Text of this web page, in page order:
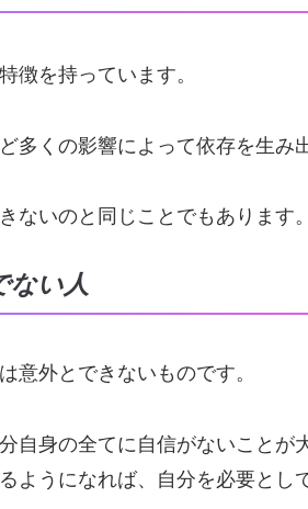
徴を持っています。
多くの影響によって依存を生み
ないのと同じことでもあります。
ない人
意外とできないものです。
自身の全てに自信がないことが
ようになれば、自分を必要とし